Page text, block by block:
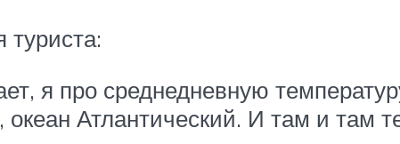
я про среднедневную
Атлантический. И там и там